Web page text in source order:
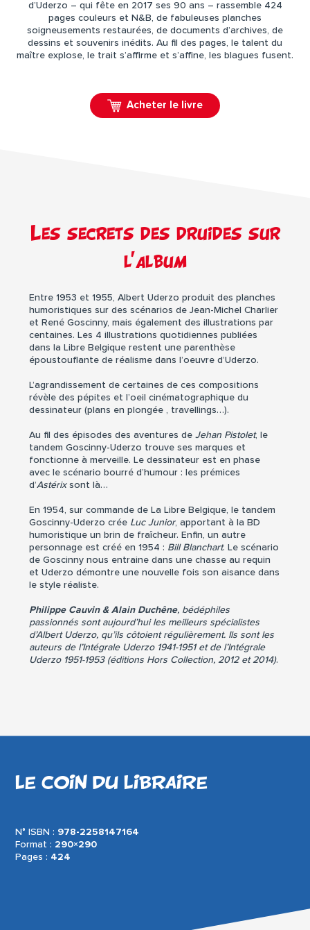
d’Uderzo – qui fête en 2017 ses 90 ans – rassemble 424
pages couleurs et N&B, de fabuleuses planches
soigneusements restaurées, de documents d’archives, de
dessins et souvenirs inédits. Au fil des pages, le talent du
maître explose, le trait s’affirme et s’affine, les blagues fusent.
Acheter le livre
Les secrets des druides sur
l’album
Entre 1953 et 1955, Albert Uderzo produit des planches
humoristiques sur des scénarios de Jean-Michel Charlier
et René Goscinny, mais également des illustrations par
centaines. Les 4 illustrations quotidiennes publiées
dans la Libre Belgique restent une parenthèse
époustouflante de réalisme dans l’oeuvre d’Uderzo.
L’agrandissement de certaines de ces compositions
révèle des pépites et l’oeil cinématographique du
dessinateur (plans en plongée , travellings…).
Au fil des épisodes des aventures deJehan Pistolet, le
tandem Goscinny-Uderzo trouve ses marques et
fonctionne à merveille. Le dessinateur est en phase
avec le scénario bourré d’humour : les prémices
d’Astérixsont là…
En 1954, sur commande de La Libre Belgique, le tandem
Goscinny-Uderzo crée Luc Junior, apportant à la BD
humoristique un brin de fraîcheur. Enfin, un autre
personnage est créé en 1954 : Bill Blanchart. Le scénario
de Goscinny nous entraine dans une chasse au requin
et Uderzo démontre une nouvelle fois son aisance dans
le style réaliste.
Philippe Cauvin & Alain Duchêne, bédéphiles
passionnés sont aujourd’hui les meilleurs spécialistes
d’Albert Uderzo, qu’ils côtoient régulièrement. Ils sont les
auteurs de l’Intégrale Uderzo 1941-1951 et de l’Intégrale
Uderzo 1951-1953 (éditions Hors Collection, 2012 et 2014).
LE COIN DU LIBRAIRE
N° ISBN : 978-2258147164
Format : 290×290
Pages : 424